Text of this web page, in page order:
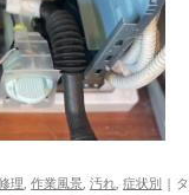
理, 作業風景, 汚れ, 症状別 | タ